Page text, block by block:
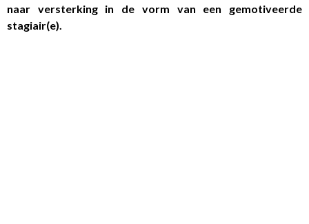
naar versterking in de vorm van een gemotiveerde
stagiair(e).